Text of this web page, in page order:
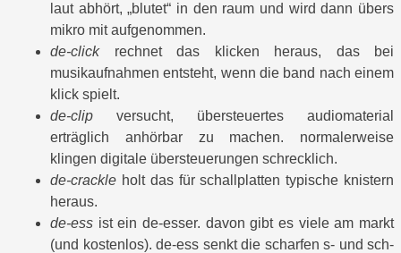
laut abhört, „blutet“ in den raum und wird dann übers
mikro mit aufgenommen.
de-clickrechnet das klicken heraus, das bei
musikaufnahmen entsteht, wenn die band nach einem
klick spielt.
de-clip versucht, übersteuertes audiomaterial
erträglich anhörbar zu machen. normalerweise
klingen digitale übersteuerungen schrecklich.
de-crackle holt das für schallplatten typische knistern
heraus.
de-ess ist ein de-esser. davon gibt es viele am markt
(und kostenlos). de-ess senkt die scharfen s- und sch-